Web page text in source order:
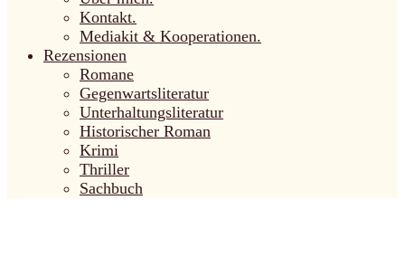
Kontakt.
Mediakit & Kooperationen.
Rezensionen
Romane
Gegenwartsliteratur
Unterhaltungsliteratur
Historischer Roman
Krimi
Thriller
Sachbuch